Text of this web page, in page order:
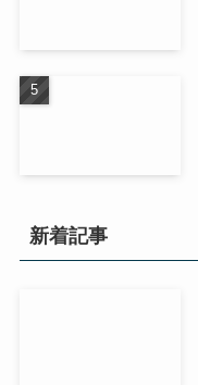
新着記事